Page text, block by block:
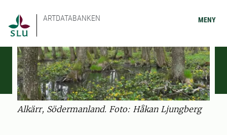
ARTDATABANKEN MENY
Alkärr, Södermanland. Foto: Håkan Ljungberg